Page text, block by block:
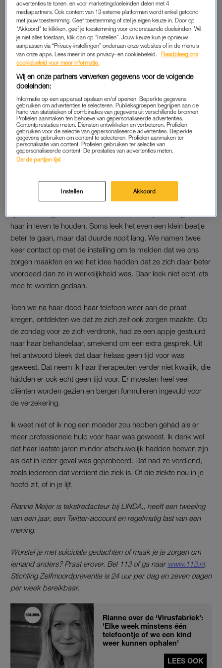
hartstikke depressief en had het ook al eerder geprobeerd,
maar toch zag ik het totaal niet aankomen en was totaal
verpletterd toen ze het echt had gedaan.
Ik wist dat ze dood wilde, ze belde me soms op om dat te
vertellen en dan had ik nooit echt geweten wat ik daarop
moest antwoorden. Wat zeg je tegen iemand die dood wil? Als
die iemand je moeder is? Dat we de dokter belden en ze
vervolgens op de crisisopvang werd opgenomen, nam zij ons
in ieder geval niet in dank af. Therapie kreeg ze er niet, daar
bleek de crisisopvang verder ook niet voor bedoeld. Wel
werden haar heel veel pillen voorgeschreven: slaapmedicatie,
antidepressiva, angstremmers, antipsychotica.
Van de crisisopvang werd mijn moeder vervolgens
dagen per week terecht, voor groepstherapie, gesprekken
met een psycholoog en psychiater en wat creatieve
tijdsbesteding. De rest van de week werd mijn vader geacht
haar in leven te houden. Soms leek het even een klein beetje
beter te gaan, maar dat duurde nooit lang. We namen twee
keer contact op met de instelling om te melden dat we ons
zorgen maakten en we het idee hadden dat ze zich daar beter
voordeed dan ze in werkelijkheid was. Daar leek niet echt iets
mee te worden gedaan.
Toen we na haar dood haar telefoon weer aan de praat
kregen, ontdekten we dat ze zich zelf ook zorgen maakte. Op
de zondag voor ze zich verdronk, had ze een appje gestuurd
naar haar behandelaar, smekend om een extra gesprek. Uit
het antwoord bleek dat daar helaas geen tijd voor was
geweest. Dat neem ik haar therapeuten verder niet kwalijk, die
hádden er ook echt geen tijd voor. Er moesten heel veel
cliënten worden gezien en bergen formulieren ingevuld voor
de verzekering.
Ik weet niet of ik nog een moeder zou hebben gehad als er
meer professionele hulp voor haar was geweest. Ik denk wel
dat haar laatste jaren minder afschuwelijk hadden hoeven zijn
als dat in ieder geval was geprobeerd. Dat had ze verdiend,
zoals iedereen dat verdient die ziek is. Of die ziekte nou in je
hoofd zit, of in je lijf.
Rianne Meijer is tekstredacteur bij LINDA., heeft een tweeling
van een jaar, een Twitter-account en regelmatig last van een
mening.
Worstel je met suïcidale gedachten of maak je je zorgen om
iemand anders? Praat erover. Bel 113 of ga naar www.113.nl.
Stichting Zelfmoordpreventie is 24 uur per dag en zeven dagen
per week bereikbaar.
Rianne over de ‘Virusfabriek’:
'Elke week minstens één
telefoontje of we een kind
weer kunnen ophalen’
LEES OOK
advertenties te tonen, en voor marketingdoeleinden delen met 4
mediapartners. Ook content van 13 externe platformen wordt enkel getoond
met jouw toestemming. Geef toestemming of stel je eigen keuze in. Door op
"Akkoord" te klikken, geef je toestemming voor onderstaande doeleinden. Wil
je niet alles toestaan, klik dan op “Instellen”. Jouw keuze kun je opnieuw
aanpassen via “Privacy-instellingen” onderaan onze websites of in de menu’s
van onze apps. Lees meer in ons privacy- en cookiebeleid.
Raadpleeg ons
cookiebeleid voor meer informatie.
Wij en onze partners verwerken gegevens voor de volgende
doeleinden:
Informatie op een apparaat opslaan en/of openen. Beperkte gegevens
gebruiken om advertenties te selecteren. Publieksgroepen begrijpen aan de
hand van statistieken of combinaties van gegevens uit verschillende bronnen.
Profielen aanmaken ten behoeve van gepersonaliseerde advertenties.
Contentprestaties meten. Diensten ontwikkelen en verbeteren. Profielen
gebruiken voor de selectie van gepersonaliseerde advertenties. Beperkte
gegevens gebruiken om content te selecteren. Profielen aanmaken ter
personalisatie van content. Profielen gebruiken ter selectie van
gepersonaliseerde content. De prestaties van advertenties meten.
Derde partijen lijst
Instellen Akkoord